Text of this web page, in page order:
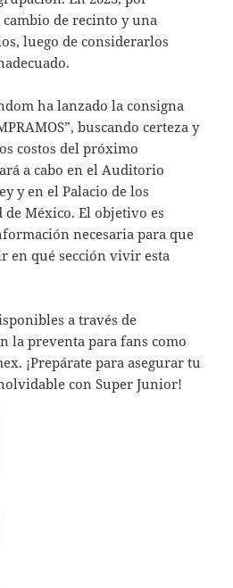
de recinto y una
luego de considerarlos
ha lanzado la consigna
buscando certeza y
costos del próximo
a cabo en el Auditorio
y en el Palacio de los
de México. El objetivo es
necesaria para que
en qué sección vivir esta
a través de
la preventa para fans como
¡Prepárate para asegurar tu
con Super Junior!